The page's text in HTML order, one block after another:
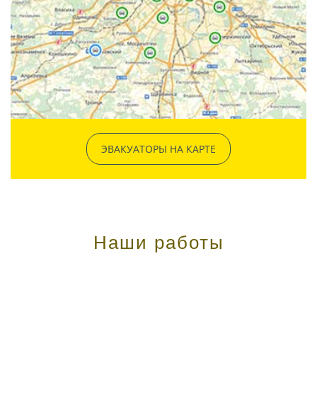
ЭВАКУАТОРЫ НА КАРТЕ
Наши работы